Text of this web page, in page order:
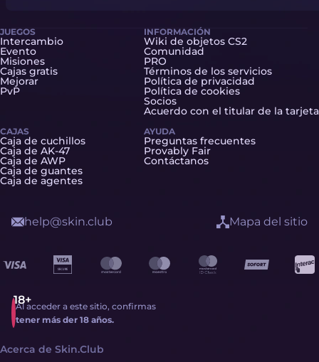
JUEGOS
Intercambio
Evento
Misiones
Cajas gratis
Mejorar
PvP
CAJAS
Caja de cuchillos
Caja de AK-47
Caja de AWP
Caja de guantes
Caja de agentes
INFORMACIÓN
Wiki de objetos CS2
Comunidad
PRO
Términos de los servicios
Política de privacidad
Política de cookies
Socios
Acuerdo con el titular de la tarjeta
AYUDA
Preguntas frecuentes
Provably Fair
Contáctanos
Al acceder a este sitio, confirmas
tener más der 18 años.
help@skin.club Mapa del sitio
Acerca de Skin.Club